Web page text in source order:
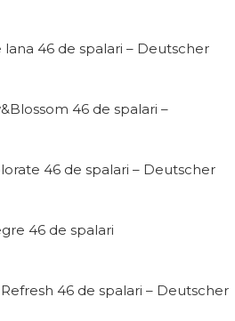
46 de spalari – Deutscher
46 de spalari –
46 de spalari – Deutscher
46 de spalari
46 de spalari – Deutscher